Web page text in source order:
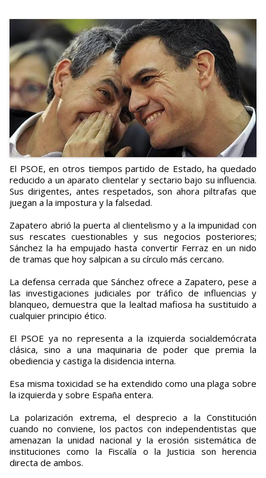
El PSOE, en otros tiempos partido de Estado, ha quedado
reducido a un aparato clientelar y sectario bajo su influencia.
Sus dirigentes, antes respetados, son ahora piltrafas que
juegan a la impostura y la falsedad.
Zapatero abrió la puerta al clientelismo y a la impunidad con
sus rescates cuestionables y sus negocios posteriores;
Sánchez la ha empujado hasta convertir Ferraz en un nido
de tramas que hoy salpican a su círculo más cercano.
La defensa cerrada que Sánchez ofrece a Zapatero, pese a
las investigaciones judiciales por tráfico de influencias y
blanqueo, demuestra que la lealtad mafiosa ha sustituido a
cualquier principio ético.
El PSOE ya no representa a la izquierda socialdemócrata
clásica, sino a una maquinaria de poder que premia la
obediencia y castiga la disidencia interna.
Esa misma toxicidad se ha extendido como una plaga sobre
la izquierda y sobre España entera.
La polarización extrema, el desprecio a la Constitución
cuando no conviene, los pactos con independentistas que
amenazan la unidad nacional y la erosión sistemática de
instituciones como la Fiscalía o la Justicia son herencia
directa de ambos.